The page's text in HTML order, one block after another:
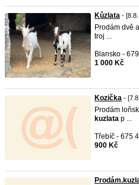
Kůzlata -
Prodám dvě
troj ...
Blansko -
1 000 Kč
Kozička -
Prodám
kuzlata p ...
Třebíč - 675
900 Kč